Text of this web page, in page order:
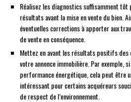
Réalisez les diagnostics suffisamment
résultats avant la mise en vente du bien.
éventuelles corrections à apporter aux
de vente en conséquence.
Mettez en avant les résultats positifs
votre annonce immobilière. Par exemple,
performance énergétique, cela peut être
intéressant pour certains acquéreurs
de respect de l’environnement.